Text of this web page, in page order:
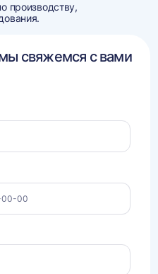
производству,
свяжемся с вами